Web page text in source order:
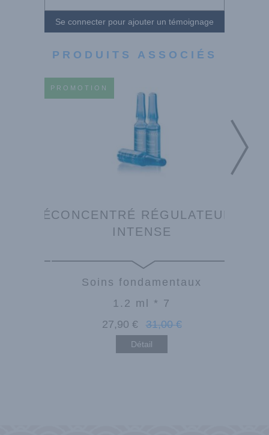
Se connecter pour ajouter un témoignage
PRODUITS ASSOCIÉS
PROMOTION
CONCENTRÉ RÉGULATEUR
INTENSE
Soins fondamentaux
1.2 ml * 7
27,90 € 31,00 €
Détail